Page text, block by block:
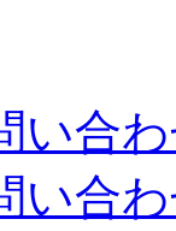
い合
い合